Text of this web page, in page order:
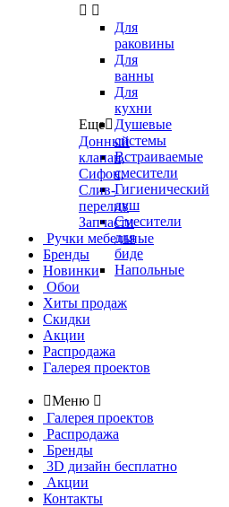
 
Для
раковины
Для
ванны
Для
кухни
Душевые
системы
Встраиваемые
смесители
Гигиенический
душ
Смесители
для
биде
Напольные
Еще
Донный
клапан,
Сифон,
Слив-
перелив
Запчасти
Ручки мебельные
Бренды
Новинки
Обои
Хиты продаж
Скидки
Акции
Распродажа
Галерея проектов
Меню 
Галерея проектов
Распродажа
Бренды
3D дизайн бесплатно
Акции
Контакты